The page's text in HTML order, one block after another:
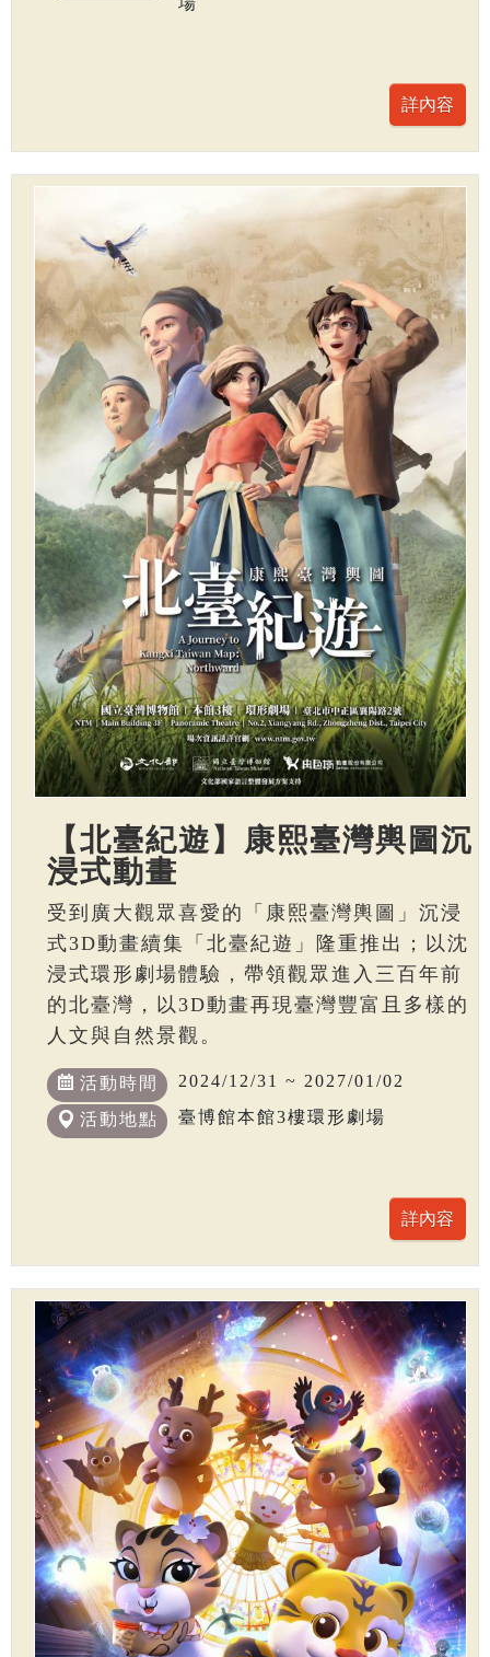
【北臺紀遊】康熙臺灣輿圖沉
浸式動畫
受到廣大觀眾喜愛的「康熙臺灣輿圖」沉浸
式3D動畫續集「北臺紀遊」隆重推出；以沈
浸式環形劇場體驗，帶領觀眾進入三百年前
的北臺灣，以3D動畫再現臺灣豐富且多樣的
人文與自然景觀。
活動時間 2024/12/31 ~ 2027/01/02
活動地點 臺博館本館3樓環形劇場